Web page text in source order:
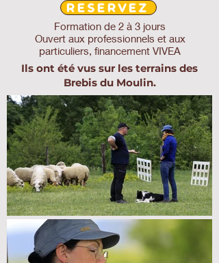
RESERVEZ
Formation de 2 à 3 jours
Ouvert aux professionnels et aux
particuliers, financement VIVEA
Ils ont été vus sur les terrains des
Brebis du Moulin.